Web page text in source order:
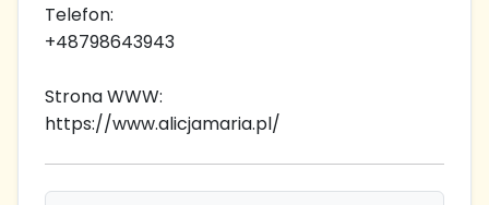
Telefon:
+48798643943
Strona WWW:
https://www.alicjamaria.pl/